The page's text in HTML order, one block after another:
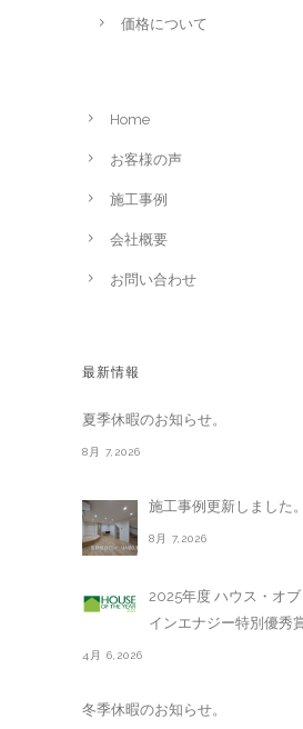
価格について
Home
お客様の声
施工事例
会社概要
お問い合わせ
最新情報
夏季休暇のお知らせ。
8月 7,2026
施工事例更新しました。
8月 7,2026
2025年度 ハウス・オブ
インエナジー特別優秀
4月 6,2026
冬季休暇のお知らせ。